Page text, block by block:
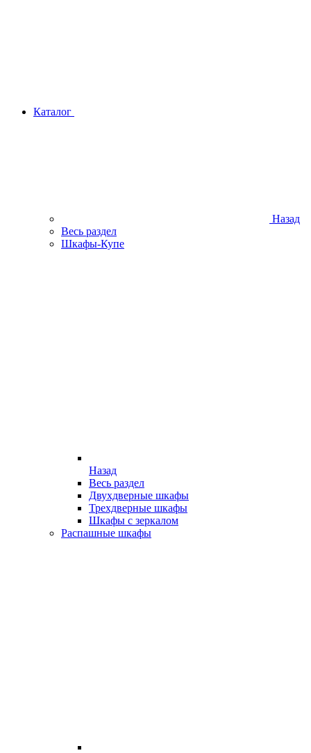
Каталог
Назад
Весь раздел
Шкафы-Купе
Назад
Весь раздел
Двухдверные шкафы
Трехдверные шкафы
Шкафы с зеркалом
Распашные шкафы